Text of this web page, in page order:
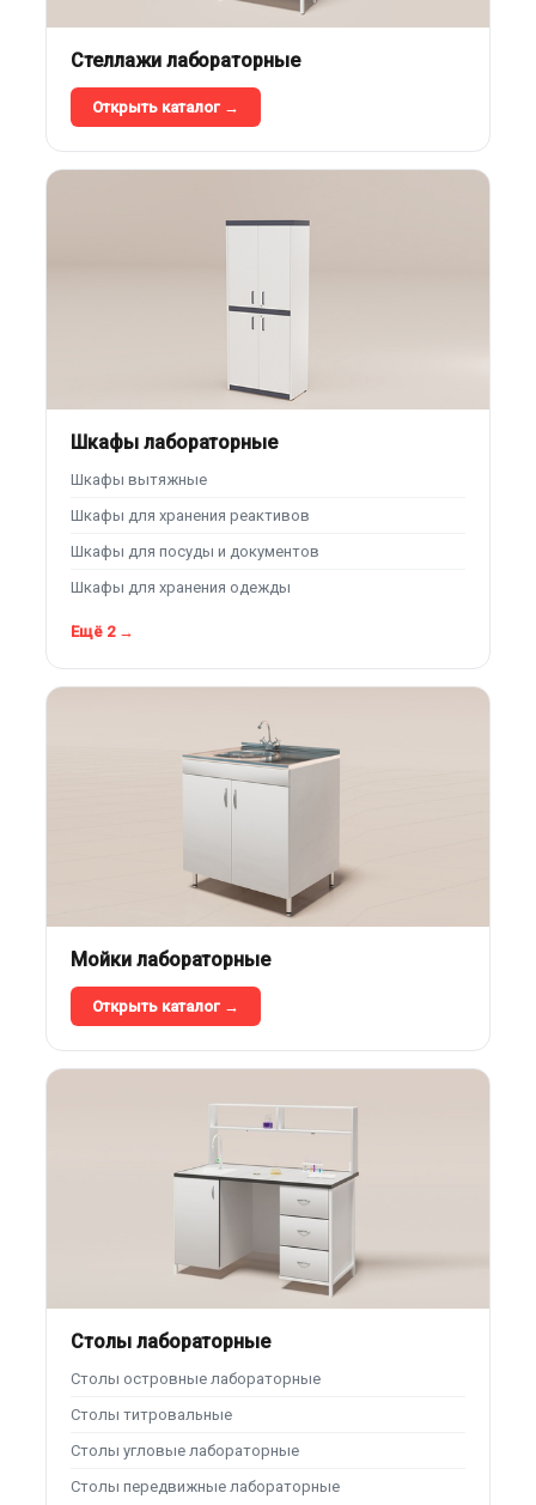
Стеллажи лабораторные
Открыть каталог →
Шкафы лабораторные
Шкафы вытяжные
Шкафы для хранения реактивов
Шкафы для посуды и документов
Шкафы для хранения одежды
Ещё 2 →
Мойки лабораторные
Открыть каталог →
Столы лабораторные
Столы островные лабораторные
Столы титровальные
Столы угловые лабораторные
Столы передвижные лабораторные